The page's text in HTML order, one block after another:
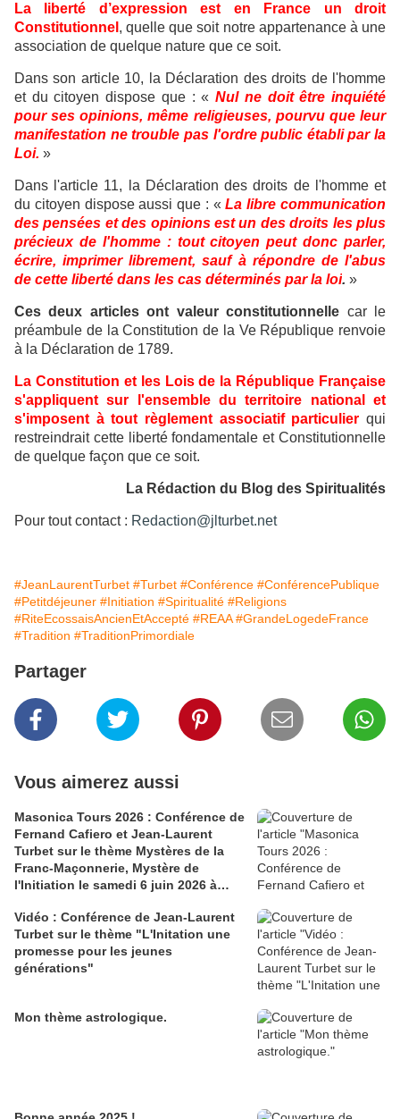
La liberté d’expression est en France un droit
Constitutionnel , quelle que soit notre appartenance à une
association de quelque nature que ce soit.
Dans son article 10, la Déclaration des droits de l'homme
et du citoyen dispose que : «Nul ne doit être inquiété
pour ses opinions, même religieuses, pourvu que leur
manifestation ne trouble pas l'ordre public établi par la
Loi. »
Dans l'article 11, la Déclaration des droits de l'homme et
du citoyen dispose aussi que : «La libre communication
des pensées et des opinions est un des droits les plus
précieux de l'homme : tout citoyen peut donc parler,
écrire, imprimer librement, sauf à répondre de l'abus
de cette liberté dans les cas déterminés par la loi. »
Ces deux articles ont valeur constitutionnelle car le
préambule de la Constitution de la Ve République renvoie
à la Déclaration de 1789.
La Constitution et les Lois de la République Française
s'appliquent sur l'ensemble du territoire national et
s'imposent à tout règlement associatif particulier qui
restreindrait cette liberté fondamentale et Constitutionnelle
de quelque façon que ce soit.
La Rédaction du Blog des Spiritualités
Pour tout contact : Redaction@jlturbet.net
#JeanLaurentTurbet #Turbet #Conférence #ConférencePublique
#Petitdéjeuner #Initiation #Spiritualité #Religions
#RiteEcossaisAncienEtAccepté #REAA #GrandeLogedeFrance
#Tradition #TraditionPrimordiale
Partager
Vous aimerez aussi
Masonica Tours 2026 : Conférence de
Fernand Cafiero et Jean-Laurent
Turbet sur le thème Mystères de la
Franc-Maçonnerie, Mystère de
l'Initiation le samedi 6 juin 2026 à
Vidéo : Conférence de Jean-Laurent
Turbet sur le thème "L'Initation une
promesse pour les jeunes
générations"
Mon thème astrologique.